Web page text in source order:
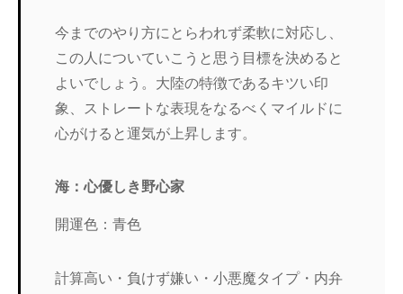
今までのやり方にとらわれず柔軟に対応し、
この人についていこうと思う目標を決めると
よいでしょう。大陸の特徴であるキツい印
象、ストレートな表現をなるべくマイルドに
心がけると運気が上昇します。
海：心優しき野心家
開運色：青色
計算高い・負けず嫌い・小悪魔タイプ・内弁